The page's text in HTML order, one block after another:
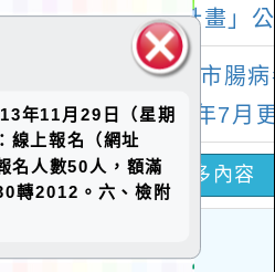
塊
年11月29日（星期
線上報名（網址
人數50人，額滿
轉2012。六、檢附